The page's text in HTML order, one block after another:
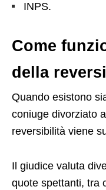
INPS.
Come
della
Quando esistono
coniuge divorziato
reversibilità viene
Il giudice valuta
quote spettanti, tra